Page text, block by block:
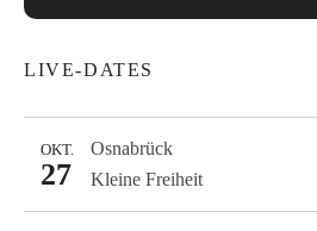
LIVE-DATES
Osnabrück
OKT.
27 Kleine Freiheit